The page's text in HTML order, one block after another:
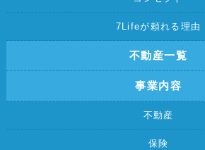
7Lifeが頼れる理由
不動産一覧
事業内容
不動産
保険